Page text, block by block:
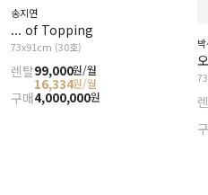
송지연
... of Topping
73x91cm (30호)
렌탈99,000원/월
16,334원/월
구매4,000,000원